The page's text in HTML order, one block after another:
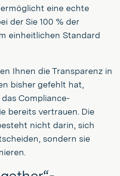
eine echte
der Sie 100 % der
einheitlichen Standard
Ihnen die Transparenz in
bisher gefehlt hat,
Compliance-
bereits vertrauen. Die
nicht darin, sich
sondern sie